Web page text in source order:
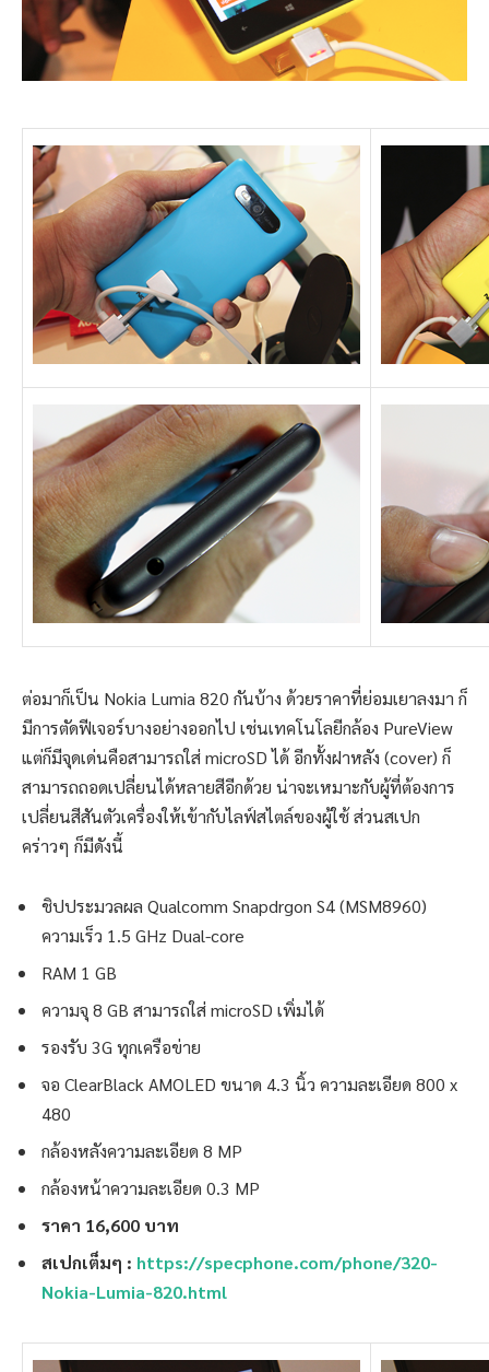
ต่อมาก็เป็น Nokia Lumia 820 กันบ้าง ด้วยราคาที่ย่อมเยาลงมา ก็
มีการตัดฟีเจอร์บางอย่างออกไป เช่นเทคโนโลยีกล้อง PureView
แต่ก็มีจุดเด่นคือสามารถใส่ microSD ได้ อีกทั้งฝาหลัง (cover) ก็
สามารถถอดเปลี่ยนได้หลายสีอีกด้วย น่าจะเหมาะกับผู้ที่ต้องการ
เปลี่ยนสีสันตัวเครื่องให้เข้ากับไลฟ์สไตล์ของผู้ใช้ ส่วนสเปก
คร่าวๆ ก็มีดังนี้
ชิปประมวลผล Qualcomm Snapdrgon S4 (MSM8960)
ความเร็ว 1.5 GHz Dual-core
RAM 1 GB
ความจุ 8 GB สามารถใส่ microSD เพิ่มได้
รองรับ 3G ทุกเครือข่าย
จอ ClearBlack AMOLED ขนาด 4.3 นิ้ว ความละเอียด 800 x
480
กล้องหลังความละเอียด 8 MP
กล้องหน้าความละเอียด 0.3 MP
ราคา 16,600 บาท
สเปกเต็มๆ : https://specphone.com/phone/320-
Nokia-Lumia-820.html